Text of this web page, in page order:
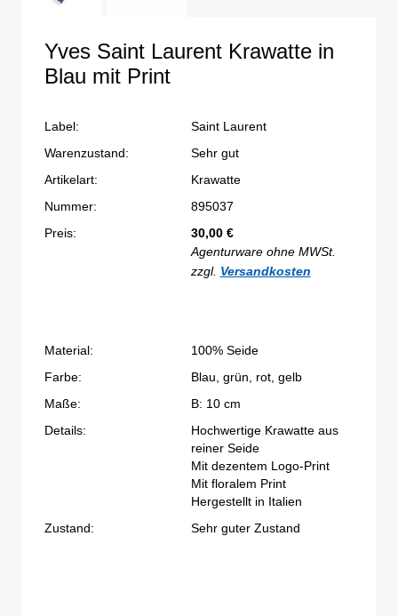
Yves Saint Laurent Krawatte in
Blau mit Print
Label:
Saint Laurent
Warenzustand:
Sehr gut
Artikelart:
Krawatte
Nummer:
895037
Preis:
30,00 €
Agenturware ohne MWSt.
zzgl. Versandkosten
Material:
100% Seide
Farbe:
Blau, grün, rot, gelb
Maße:
B: 10 cm
Details:
Hochwertige Krawatte aus
reiner Seide
Mit dezentem Logo-Print
Mit floralem Print
Hergestellt in Italien
Zustand:
Sehr guter Zustand